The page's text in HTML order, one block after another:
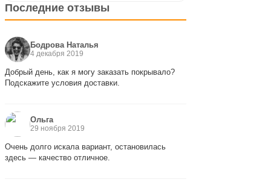
Последние отзывы
Бодрова Наталья
4 декабря 2019
Добрый день, как я могу заказать покрывало?
Подскажите условия доставки.
Ольга
29 ноября 2019
Очень долго искала вариант, остановилась
здесь — качество отличное.